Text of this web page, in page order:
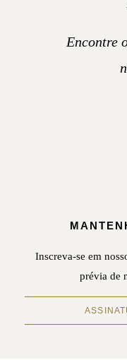
Encontre
Inscreva-se em
prévia de